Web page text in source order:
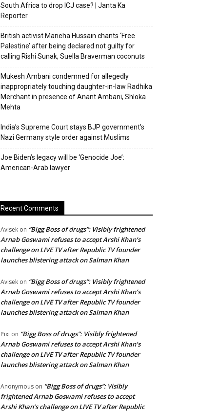
South Africa to drop ICJ case? | Janta Ka
Reporter
British activist Marieha Hussain chants ‘Free
Palestine’ after being declared not guilty for
calling Rishi Sunak, Suella Braverman coconuts
Mukesh Ambani condemned for allegedly
inappropriately touching daughter-in-law Radhika
Merchant in presence of Anant Ambani, Shloka
Mehta
India’s Supreme Court stays BJP government’s
Nazi Germany style order against Muslims
Joe Biden’s legacy will be ‘Genocide Joe’:
American-Arab lawyer
Recent Comments
Avisek on “Bigg Boss of drugs”: Visibly frightened
Arnab Goswami refuses to accept Arshi Khan’s
challenge on LIVE TV after Republic TV founder
launches blistering attack on Salman Khan
Avisek on “Bigg Boss of drugs”: Visibly frightened
Arnab Goswami refuses to accept Arshi Khan’s
challenge on LIVE TV after Republic TV founder
launches blistering attack on Salman Khan
Pixi on “Bigg Boss of drugs”: Visibly frightened
Arnab Goswami refuses to accept Arshi Khan’s
challenge on LIVE TV after Republic TV founder
launches blistering attack on Salman Khan
Anonymous on “Bigg Boss of drugs”: Visibly
frightened Arnab Goswami refuses to accept
Arshi Khan’s challenge on LIVE TV after Republic